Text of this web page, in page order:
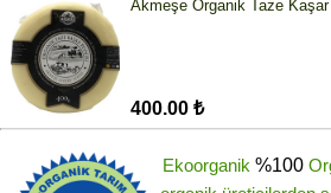
Akmeşe Organik Taze
400.00 ₺
Ekoorganik %100